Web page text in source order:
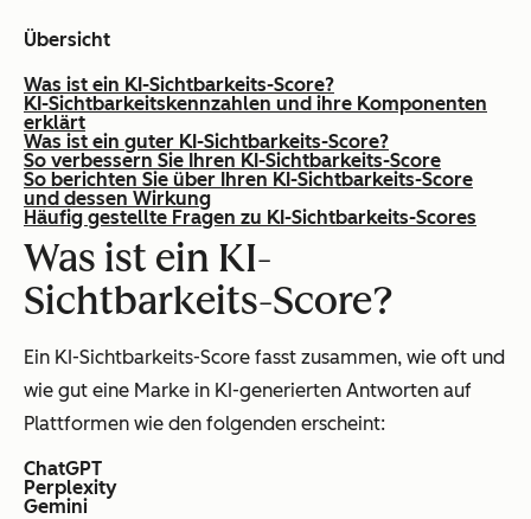
Übersicht
Was ist ein KI-Sichtbarkeits-Score?
KI-Sichtbarkeitskennzahlen und ihre Komponenten
erklärt
Was ist ein guter KI-Sichtbarkeits-Score?
So verbessern Sie Ihren KI-Sichtbarkeits-Score
So berichten Sie über Ihren KI-Sichtbarkeits-Score
und dessen Wirkung
Häufig gestellte Fragen zu KI-Sichtbarkeits-Scores
Was ist ein KI-
Sichtbarkeits-Score?
Ein KI-Sichtbarkeits-Score fasst zusammen, wie oft und
wie gut eine Marke in KI-generierten Antworten auf
Plattformen wie den folgenden erscheint:
ChatGPT
Perplexity
Gemini